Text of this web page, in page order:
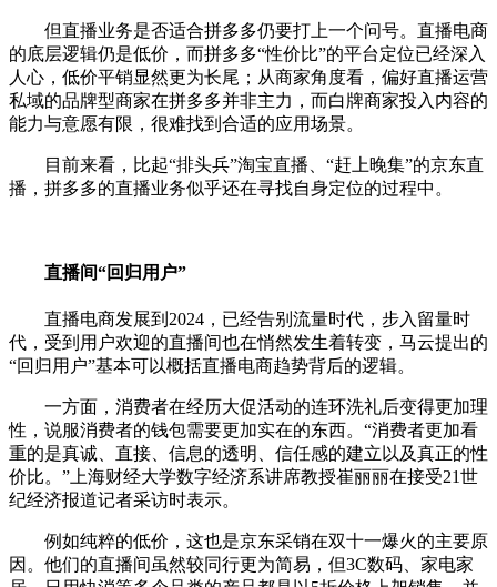
但直播业务是否适合拼多多仍要打上一个问号。直播电商
的底层逻辑仍是低价，而拼多多“性价比”的平台定位已经深入
人心，低价平销显然更为长尾；从商家角度看，偏好直播运营
私域的品牌型商家在拼多多并非主力，而白牌商家投入内容的
能力与意愿有限，很难找到合适的应用场景。
目前来看，比起“排头兵”淘宝直播、“赶上晚集”的京东直
播，拼多多的直播业务似乎还在寻找自身定位的过程中。
直播间“回归用户”
直播电商发展到2024，已经告别流量时代，步入留量时
代，受到用户欢迎的直播间也在悄然发生着转变，马云提出的
“回归用户”基本可以概括直播电商趋势背后的逻辑。
一方面，消费者在经历大促活动的连环洗礼后变得更加理
性，说服消费者的钱包需要更加实在的东西。“消费者更加看
重的是真诚、直接、信息的透明、信任感的建立以及真正的性
价比。”上海财经大学数字经济系讲席教授崔丽丽在接受21世
纪经济报道记者采访时表示。
例如纯粹的低价，这也是京东采销在双十一爆火的主要原
因。他们的直播间虽然较同行更为简易，但3C数码、家电家